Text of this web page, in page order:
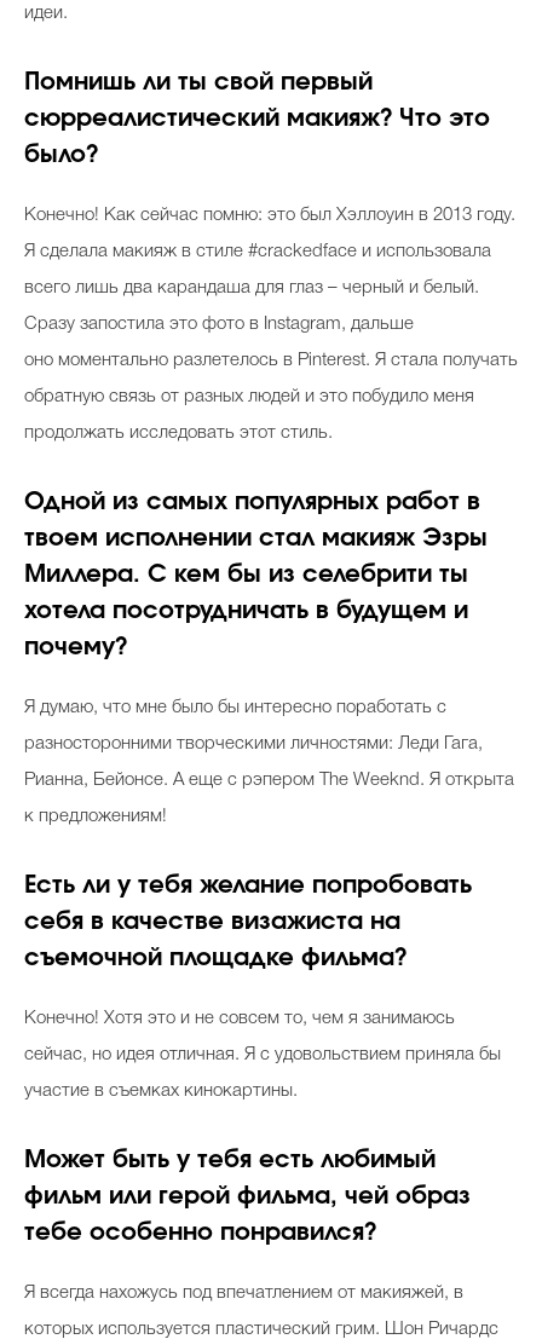
Хит недели от визажиста
Celebrity дня
Интервью со звездой
Beauty- битвы
Тесты
идеи.
Помнишь ли ты свой первый
сюрреалистический макияж? Что это
было?
Конечно! Как сейчас помню: это был Хэллоуин в 2013 году.
Я сделала макияж в стиле #crackedface и использовала
всего лишь два карандаша для глаз – черный и белый.
Сразу запостила это фото в Instagram, дальше
оно моментально разлетелось в Pinterest. Я стала получать
обратную связь от разных людей и это побудило меня
продолжать исследовать этот стиль.
Одной из самых популярных работ в
твоем исполнении стал макияж Эзры
Миллера. С кем бы из селебрити ты
хотела посотрудничать в будущем и
почему?
Я думаю, что мне было бы интересно поработать с
разносторонними творческими личностями: Леди Гага,
Рианна, Бейонсе. А еще с рэпером The Weeknd. Я открыта
к предложениям!
Есть ли у тебя желание попробовать
себя в качестве визажиста на
съемочной площадке фильма?
Конечно! Хотя это и не совсем то, чем я занимаюсь
сейчас, но идея отличная. Я с удовольствием приняла бы
участие в съемках кинокартины.
Может быть у тебя есть любимый
фильм или герой фильма, чей образ
тебе особенно понравился?
Я всегда нахожусь под впечатлением от макияжей, в
которых используется пластический грим. Шон Ричардс